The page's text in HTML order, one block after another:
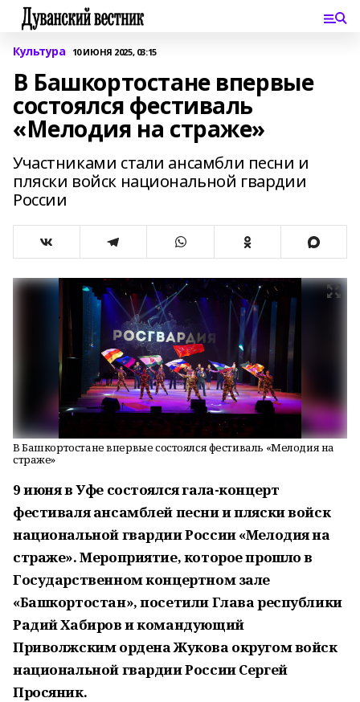
Культура 10 ИЮНЯ 2025, 03:15
В Башкортостане впервые
состоялся фестиваль
«Мелодия на страже»
Участниками стали ансамбли песни и
пляски войск национальной гвардии
России
В Башкортостане впервые состоялся фестиваль «Мелодия на
страже»
9 июня в Уфе состоялся гала-концерт
фестиваля ансамблей песни и пляски войск
национальной гвардии России «Мелодия на
страже». Мероприятие, которое прошло в
Государственном концертном зале
«Башкортостан», посетили Глава республики
Радий Хабиров и командующий
Приволжским ордена Жукова округом войск
национальной гвардии России Сергей
Просяник.